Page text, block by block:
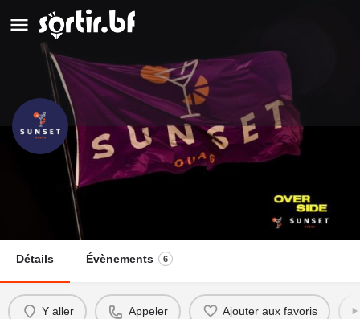
Sunset Ouaga
Appeler
Détails Évènements 6
Y aller Appeler Ajouter aux favoris